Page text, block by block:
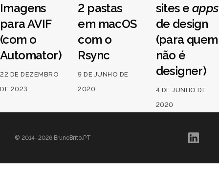
Imagens
para AVIF
(com o
Automator)
22 DE DEZEMBRO
DE 2023
2 pastas
em macOS
com o
Rsync
9 DE JUNHO DE
2020
sites e apps
de design
(para quem
não é
designer)
4 DE JUNHO DE
2020
© 2014–2026 BrunoBrito.PT